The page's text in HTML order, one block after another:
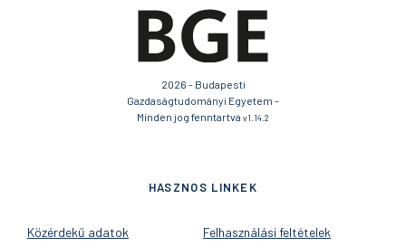
2026 - Budapesti
Gazdaságtudományi Egyetem -
Minden jog fenntartva v1.14.2
HASZNOS LINKEK
Közérdekű adatok Felhasználási feltételek